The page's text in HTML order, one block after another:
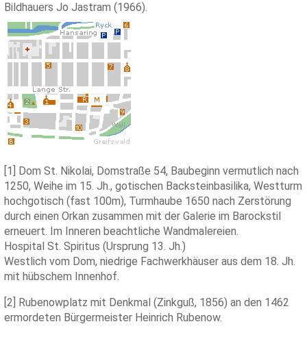
Bildhauers Jo Jastram (1966).
[1] Dom St. Nikolai, Domstraße 54, Baubeginn vermutlich nach
1250, Weihe im 15. Jh., gotischen Backsteinbasilika, Westturm
hochgotisch (fast 100m), Turmhaube 1650 nach Zerstörung
durch einen Orkan zusammen mit der Galerie im Barockstil
erneuert. Im Inneren beachtliche Wandmalereien.
Hospital St. Spiritus (Ursprung 13. Jh.)
Westlich vom Dom, niedrige Fachwerkhäuser aus dem 18. Jh.
mit hübschem Innenhof.
[2] Rubenowplatz mit Denkmal (Zinkguß, 1856) an den 1462
ermordeten Bürgermeister Heinrich Rubenow.